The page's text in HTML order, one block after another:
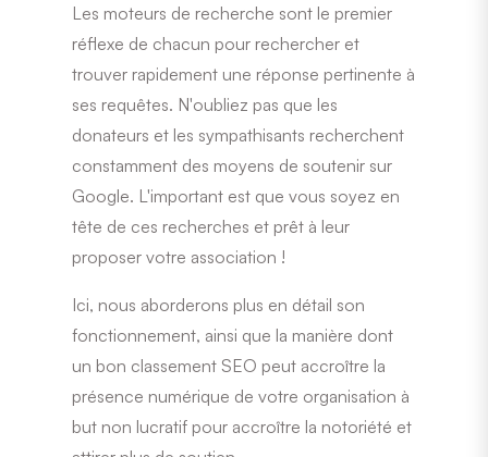
Les moteurs de recherche sont le premier
réflexe de chacun pour rechercher et
trouver rapidement une réponse pertinente à
ses requêtes. N'oubliez pas que les
donateurs et les sympathisants recherchent
constamment des moyens de soutenir sur
Google. L'important est que vous soyez en
tête de ces recherches et prêt à leur
proposer votre association !
Ici, nous aborderons plus en détail son
fonctionnement, ainsi que la manière dont
un bon classement SEO peut accroître la
présence numérique de votre organisation à
but non lucratif pour accroître la notoriété et